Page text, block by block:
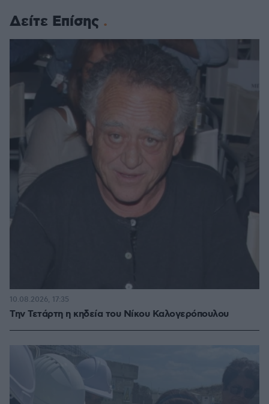
Δείτε Επίσης
Την Τετάρτη η κηδεία του Νίκου Καλογερόπουλου
10.08.2026, 17:35